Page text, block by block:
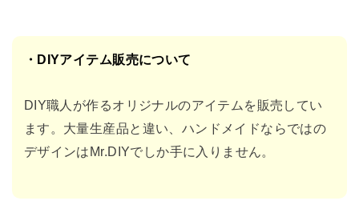
・DIYアイテム販売について
DIY職人が作るオリジナルのアイテムを販売してい
ます。大量生産品と違い、ハンド メイドならではの
デザインはMr.DIYでしか手に入りません。